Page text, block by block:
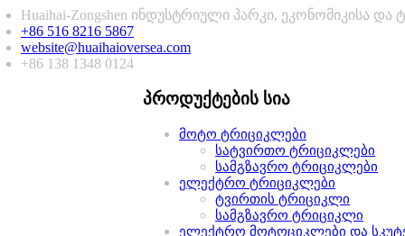
Huaihai-Zongshen ინდუსტრიული პარკი, ეკონომიკისა და
+86 516 8216 5867
website@huaihaioversea.com
+86 138 1348 0124
პროდუქტების სია
მოტო ტრიციკლები
სატვირთო ტრიციკლები
სამგზავრო ტრიციკლები
ელექტრო ტრიციკლები
ტვირთის ტრიციკლი
სამგზავრო ტრიციკლი
ელექტრო მოტოციკლები და